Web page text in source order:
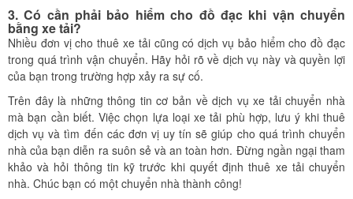
3. Có cần phải bảo hiểm cho đồ đạc khi vận chuyển
bằng xe tải?
Nhiều đơn vị cho thuê xe tải cũng có dịch vụ bảo hiểm cho đồ đạc
trong quá trình vận chuyển. Hãy hỏi rõ về dịch vụ này và quyền lợi
của bạn trong trường hợp xảy ra sự cố.
Trên đây là những thông tin cơ bản về dịch vụ xe tải chuyển nhà
mà bạn cần biết. Việc chọn lựa loại xe tải phù hợp, lưu ý khi thuê
dịch vụ và tìm đến các đơn vị uy tín sẽ giúp cho quá trình chuyển
nhà của bạn diễn ra suôn sẻ và an toàn hơn. Đừng ngần ngại tham
khảo và hỏi thông tin kỹ trước khi quyết định thuê xe tải chuyển
nhà. Chúc bạn có một chuyển nhà thành công!